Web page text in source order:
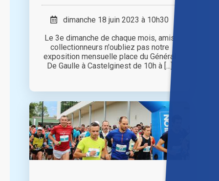
dimanche 18 juin 2023 à 10h30
Le 3e dimanche de chaque mois, amis
collectionneurs n'oubliez pas notre
exposition mensuelle place du Général
De Gaulle à Castelginest de 10h à [...]